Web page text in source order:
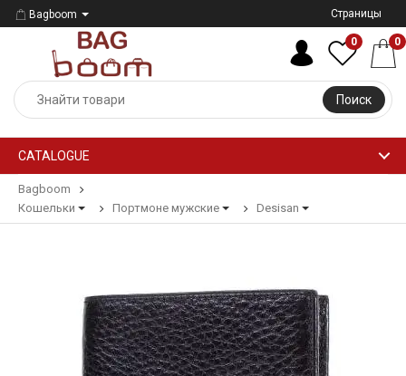
Bagboom Страницы
Поиск
0 0
CATALOGUE
Bagboom
Кошельки
Портмоне мужские Desisan